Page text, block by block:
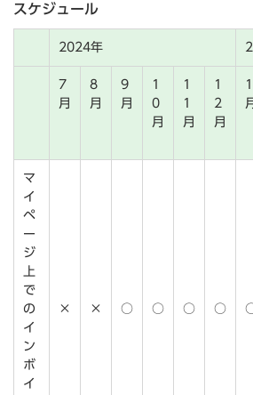
スケジュール
2024年
7
月
8
月
9
月
1
0
月
1
1
月
1
2
月
1
マ
イ
ペ
ー
ジ
上
で
の
イ
ン
ボ
イ
× × ○ ○ ○ ○